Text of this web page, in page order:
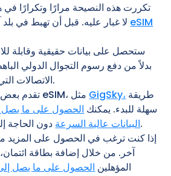
تكررت هذه النصيحة مرارًا وتكرارًا في
eSIM
ستحصل على بيانات حقيقية وقابلة
بدلاً من دفع رسوم التجوال الدولي
الاتصالات التي تتعامل معها في بلدك.
GigSky،
سهلة للبدء. يمكنك
البيانات عالية السرعةدون الحاجة إلى إضافة بطاقة ائتمان.
إذا كنت ترغب في الحصول على المزيد من
آخر. من خلال إضافة بطاقة
Visa المؤهلين